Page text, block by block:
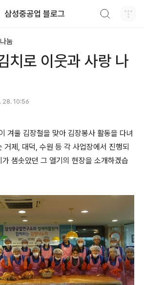
삼성중공업 블로그
눔
치로 이웃과 사랑 나
28. 10:56
겨울 김장철을 맞아 김장봉사 활동을 다녀
거제, 대덕, 수원 등 각 사업장에서 진행되
샘솟았던 그 열기의 현장을 소개하겠습